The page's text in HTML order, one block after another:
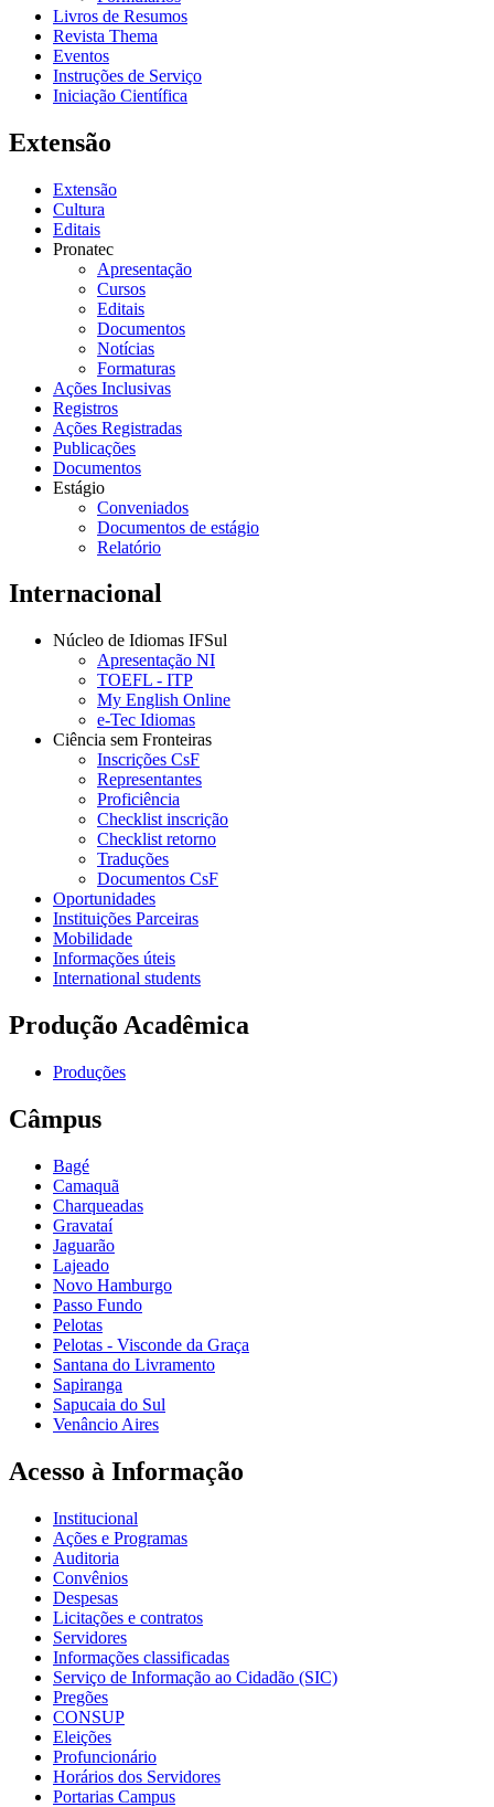
Livros de Resumos
Revista Thema
Eventos
Instruções de Serviço
Iniciação Científica
Extensão
Extensão
Cultura
Editais
Pronatec
Apresentação
Cursos
Editais
Documentos
Notícias
Formaturas
Ações Inclusivas
Registros
Ações Registradas
Publicações
Documentos
Estágio
Conveniados
Documentos de estágio
Relatório
Internacional
Núcleo de Idiomas IFSul
Apresentação NI
TOEFL - ITP
My English Online
e-Tec Idiomas
Ciência sem Fronteiras
Inscrições CsF
Representantes
Proficiência
Checklist inscrição
Checklist retorno
Traduções
Documentos CsF
Oportunidades
Instituições Parceiras
Mobilidade
Informações úteis
International students
Produção Acadêmica
Produções
Câmpus
Bagé
Camaquã
Charqueadas
Gravataí
Jaguarão
Lajeado
Novo Hamburgo
Passo Fundo
Pelotas
Pelotas - Visconde da Graça
Santana do Livramento
Sapiranga
Sapucaia do Sul
Venâncio Aires
Acesso à Informação
Institucional
Ações e Programas
Auditoria
Convênios
Despesas
Licitações e contratos
Servidores
Informações classificadas
Serviço de Informação ao Cidadão (SIC)
Pregões
CONSUP
Eleições
Profuncionário
Horários dos Servidores
Portarias Campus